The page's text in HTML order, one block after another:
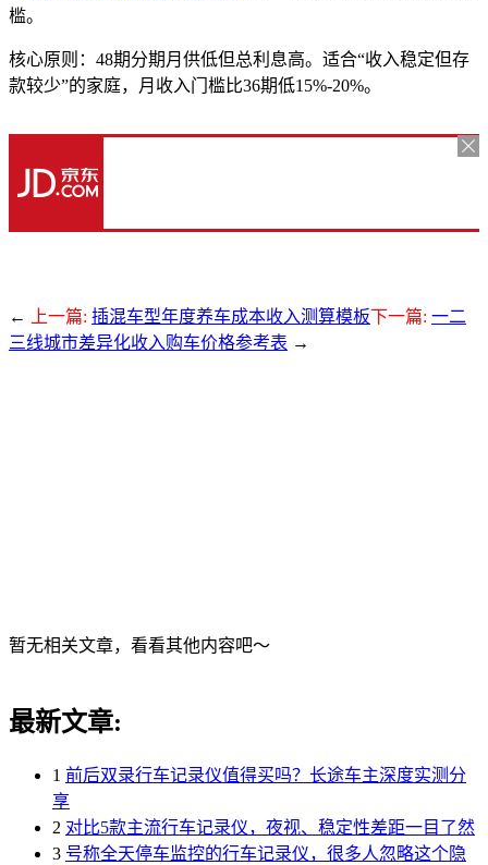
槛。
核心原则：48期分期月供低但总利息高。适合“收入稳定但存
款较少”的家庭，月收入门槛比36期低15%-20%。
← 上一篇: 插混车型年度养车成本收入测算模板下一篇: 一二
三线城市差异化收入购车价格参考表 →
暂无相关文章，看看其他内容吧～
最新文章:
1 前后双录行车记录仪值得买吗？长途车主深度实测分
享
2 对比5款主流行车记录仪，夜视、稳定性差距一目了然
3 号称全天停车监控的行车记录仪，很多人忽略这个隐